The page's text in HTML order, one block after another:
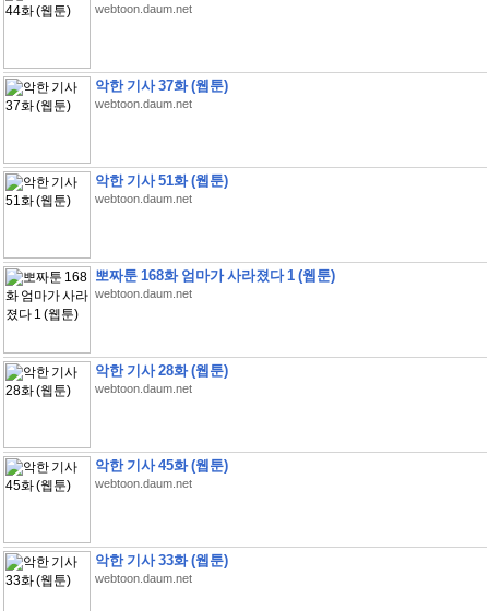
webtoon.daum.net
악한 기사 37화 (웹툰)
webtoon.daum.net
악한 기사 51화 (웹툰)
webtoon.daum.net
뽀짜툰 168화 엄마가 사라졌다 1 (웹툰)
webtoon.daum.net
악한 기사 28화 (웹툰)
webtoon.daum.net
악한 기사 45화 (웹툰)
webtoon.daum.net
악한 기사 33화 (웹툰)
webtoon.daum.net